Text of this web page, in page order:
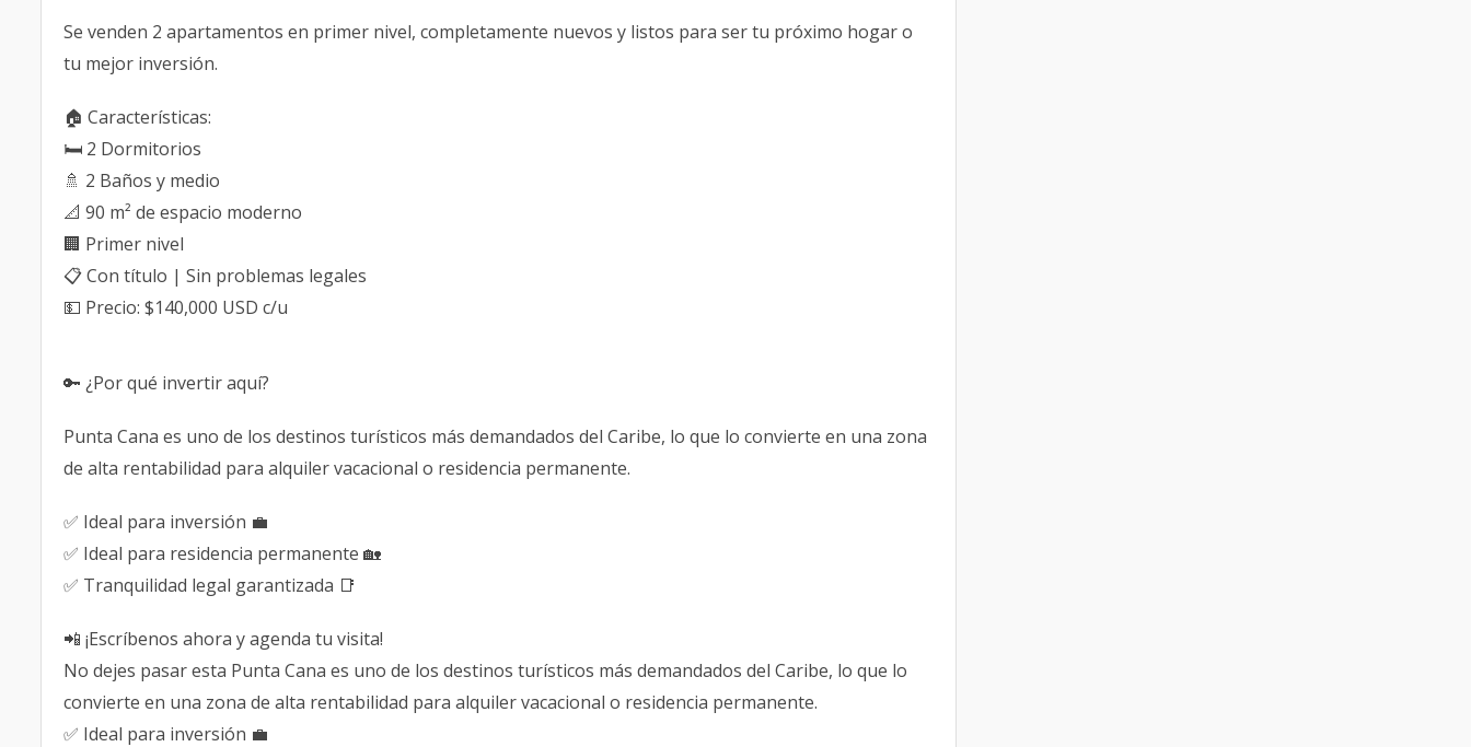
Se venden 2 apartamentos en primer nivel, completamente nuevos y listos para ser tu próximo hogar o
tu mejor inversión.
🏠 Características:
🛏️ 2 Dormitorios
🚿 2 Baños y medio
📐 90 m² de espacio moderno
🏢 Primer nivel
📋 Con título | Sin problemas legales
💵 Precio: $140,000 USD c/u
🔑 ¿Por qué invertir aquí?
Punta Cana es uno de los destinos turísticos más demandados del Caribe, lo que lo convierte en una zona
de alta rentabilidad para alquiler vacacional o residencia permanente.
✅ Ideal para inversión 💼
✅ Ideal para residencia permanente 🏡
✅ Tranquilidad legal garantizada 📑
📲 ¡Escríbenos ahora y agenda tu visita!
No dejes pasar esta Punta Cana es uno de los destinos turísticos más demandados del Caribe, lo que lo
convierte en una zona de alta rentabilidad para alquiler vacacional o residencia permanente.
✅ Ideal para inversión 💼